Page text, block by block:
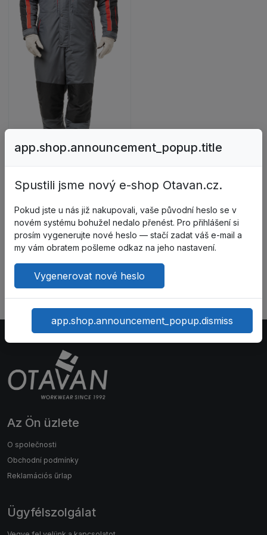
EXTRÉM férfi téli overall termék részleteinek
Z96518
2141
Nincs raktáron
Részletek
megjelenítése
Az Ön üzlete
O společnosti
Obchodní podmínky
Reklamációs űrlap
Ügyfélszolgálat
app.shop.announcement_popup.title
Spustili jsme nový e-shop Otavan.cz.
Pokud jste u nás již nakupovali, vaše původní heslo se v
novém systému bohužel nedalo přenést. Pro přihlášení si
prosím vygenerujte nové heslo — stačí zadat váš e-mail a
my vám obratem pošleme odkaz na jeho nastavení.
Vygenerovat nové heslo
app.shop.announcement_popup.dismiss